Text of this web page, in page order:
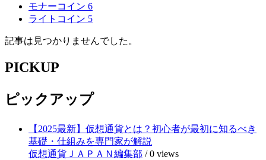
モナーコイン 6
ライトコイン 5
記事は見つかりませんでした。
PICKUP
ピックアップ
【2025最新】仮想通貨とは？初心者が最初に知るべき
基礎・仕組みを専門家が解説
仮想通貨ＪＡＰＡＮ編集部 /0 views